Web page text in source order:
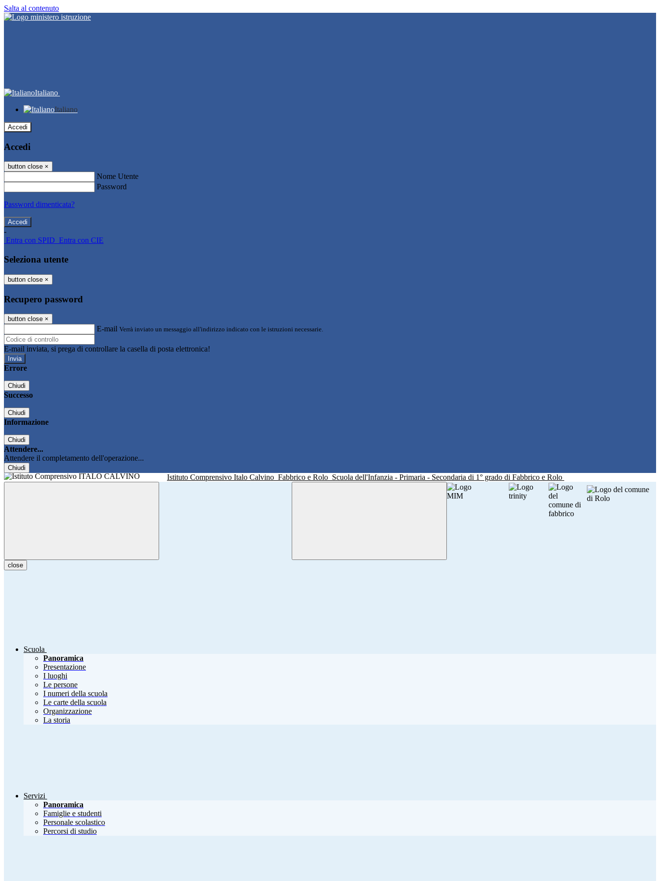
Salta al contenuto
Italiano
Italiano
Accedi
Accedi
button close ×
Nome Utente
Password
Password dimenticata?
-
Entra con SPID Entra con CIE
Seleziona utente
button close ×
Recupero password
button close ×
E-mail Verrà inviato un messaggio all'indirizzo indicato con le istruzioni necessarie.
E-mail inviata, si prega di controllare la casella di posta elettronica!
Errore
Chiudi
Successo
Chiudi
Informazione
Chiudi
Attendere...
Attendere il completamento dell'operazione...
Chiudi
Istituto Comprensivo Italo Calvino Fabbrico e Rolo Scuola dell'Infanzia - Primaria - Secondaria di 1° grado di Fabbrico e Rolo
close
Scuola
Panoramica
Presentazione
I luoghi
Le persone
I numeri della scuola
Le carte della scuola
Organizzazione
La storia
Servizi
Panoramica
Famiglie e studenti
Personale scolastico
Percorsi di studio